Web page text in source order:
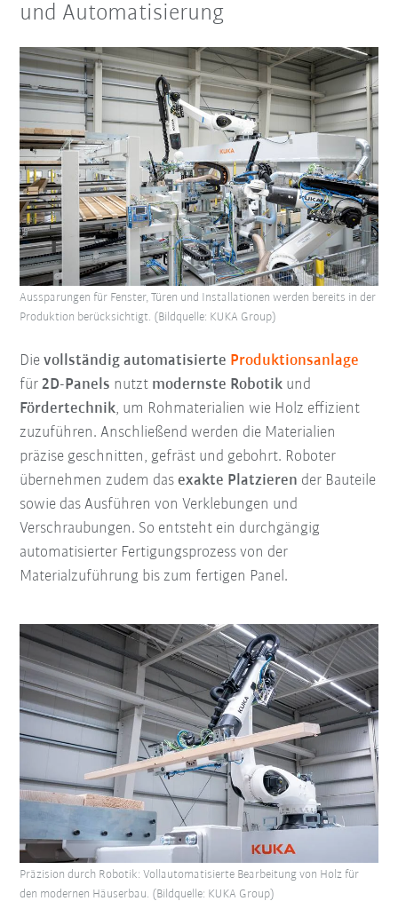
und Automatisierung
Dievollständig automatisierte Produktionsanlage
für 2D-Panels nutzt modernste Robotik und
Fördertechnik, um Rohmaterialien wie Holz effizient
zuzuführen. Anschließend werden die Materialien
präzise geschnitten, gefräst und gebohrt. Roboter
übernehmen zudem dasexakte Platzieren der Bauteile
sowie das Ausführen von Verklebungen und
Verschraubungen. So entsteht ein durchgängig
automatisierter Fertigungsprozess von der
Materialzuführung bis zum fertigen Panel.
Aussparungen für Fenster, Türen und Installationen werden bereits in der
Produktion berücksichtigt. (Bildquelle: KUKA Group)
Präzision durch Robotik: Vollautomatisierte Bearbeitung von Holz für
den modernen Häuserbau. (Bildquelle: KUKA Group)